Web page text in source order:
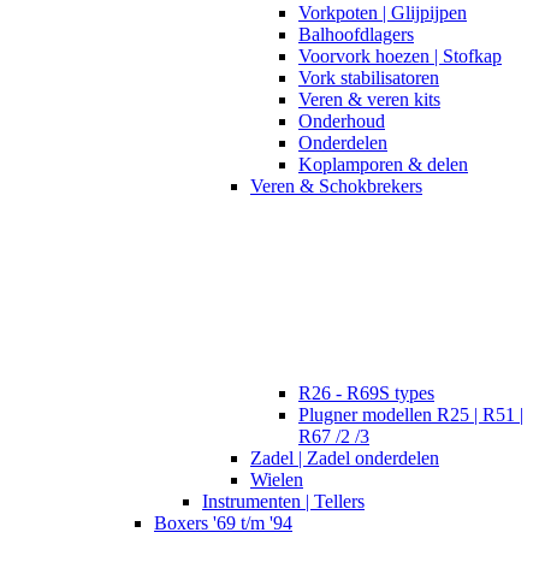
Vorkpoten | Glijpijpen
Balhoofdlagers
Voorvork hoezen | Stofkap
Vork stabilisatoren
Veren & veren kits
Onderhoud
Onderdelen
Koplamporen & delen
Veren & Schokbrekers
R26 - R69S types
Plugner modellen R25 | R51 |
R67 /2 /3
Zadel | Zadel onderdelen
Wielen
Instrumenten | Tellers
Boxers '69 t/m '94